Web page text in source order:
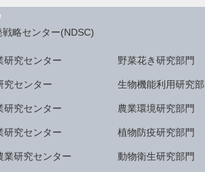
戦略センター(NDSC)
研究センター
究センター
研究センター
研究センター
業研究センター
野菜花き研究部門
生物機能利用研究部
農業環境研究部門
植物防疫研究部門
動物衛生研究部門